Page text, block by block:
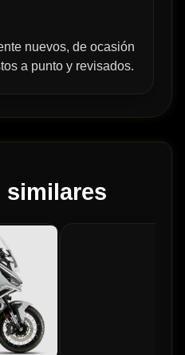
nuevos, de ocasión
a punto y revisados.
similares